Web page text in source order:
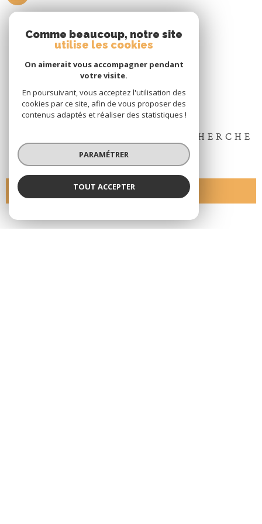
CONFIEZ-NOUS VOTRE RECHERCHE
EN SAVOIR +
Comme beaucoup, notre site
utilise les cookies
On aimerait vous accompagner pendant
votre visite.
En poursuivant, vous acceptez l'utilisation des
cookies par ce site, afin de vous proposer des
contenus adaptés et réaliser des statistiques !
PARAMÉTRER
TOUT ACCEPTER